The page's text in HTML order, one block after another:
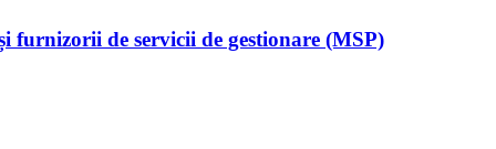
furnizorii de servicii de gestionare (MSP)